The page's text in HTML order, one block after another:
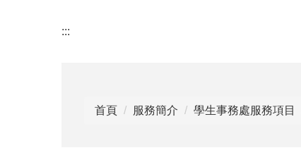
:::
首頁 服務簡介 學生事務處服務項目